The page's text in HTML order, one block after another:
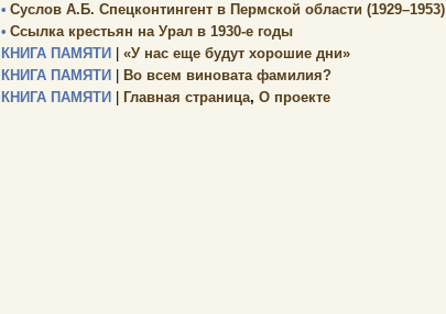
• Суслов А.Б. Спецконтингент в Пермской области (1929–1953)
• Ссылка крестьян на Урал в 1930-е годы
КНИГА ПАМЯТИ
«У нас еще будут хорошие дни»
КНИГА ПАМЯТИ
Во всем виновата фамилия?
КНИГА ПАМЯТИ
Главная страница, О проекте